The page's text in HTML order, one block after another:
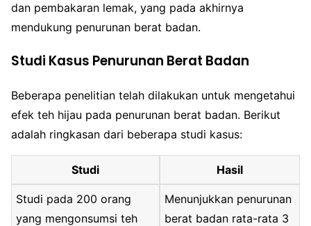
dan pembakaran lemak, yang pada akhirnya
mendukung penurunan berat badan.
Studi Kasus Penurunan Berat Badan
Beberapa penelitian telah dilakukan untuk mengetahui
efek teh hijau pada penurunan berat badan. Berikut
adalah ringkasan dari beberapa studi kasus:
Studi Hasil
Studi pada 200 orang
yang mengonsumsi teh
Menunjukkan penurunan
berat badan rata-rata 3